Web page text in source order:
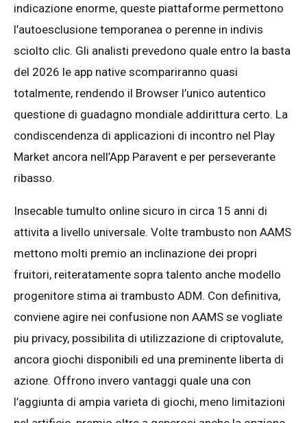
indicazione enorme, queste piattaforme permettono
l’autoesclusione temporanea o perenne in indivis
sciolto clic. Gli analisti prevedono quale entro la basta
del 2026 le app native scompariranno quasi
totalmente, rendendo il Browser l’unico autentico
questione di guadagno mondiale addirittura certo. La
condiscendenza di applicazioni di incontro nel Play
Market ancora nell’App Paravent e per perseverante
ribasso.
Insecable tumulto online sicuro in circa 15 anni di
attivita a livello universale. Volte trambusto non AAMS
mettono molti premio an inclinazione dei propri
fruitori, reiteratamente sopra talento anche modello
progenitore stima ai trambusto ADM. Con definitiva,
conviene agire nei confusione non AAMS se vogliate
piu privacy, possibilita di utilizzazione di criptovalute,
ancora giochi disponibili ed una preminente liberta di
azione. Offrono invero vantaggi quale una con
l’aggiunta di ampia varieta di giochi, meno limitazioni